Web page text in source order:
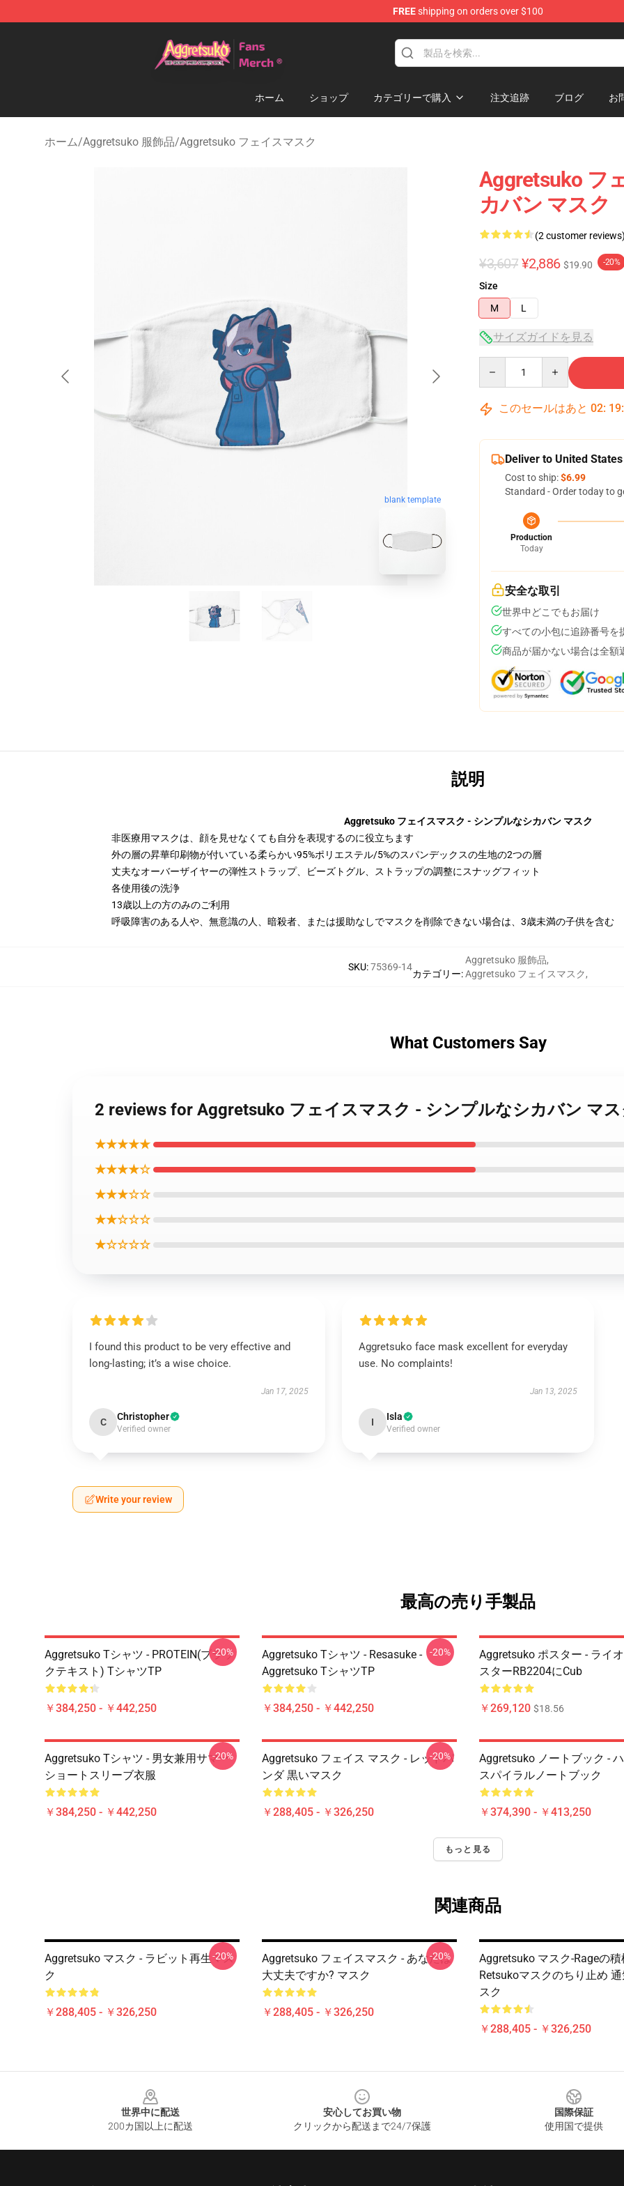
FREEshipping on orders over $100
ホーム ショップ カテゴリーで購入 注文追跡 ブログ お
ホーム/Aggretsuko 服飾品/Aggretsuko フェイスマスク
blank template
Aggretsuko フ
カバン マスク
(2 customer reviews)
¥3,607 ¥2,886 $19.90 -20%
Size
M
L
サイズガイドを見る
このセールはあと 02: 19:
Deliver to United States
Cost to ship:$6.99
Standard - Order today to
Production
Today
安全な取引
世界中どこでもお届け
すべての小包に追跡番号を
商品が届かない場合は全額
説明
Aggretsuko フェイスマスク - シンプルなシカバン マスク
非医療用マスクは、顔を見せなくても自分を表現するのに役立ちます
外の層の昇華印刷物が付いている柔らかい95%ポリエステル/5%のスパンデックスの生地の2つの層
丈夫なオーバーザイヤーの弾性ストラップ、ビーズトグル、ストラップの調整にスナッグフィット
各使用後の洗浄
13歳以上の方のみのご利用
呼吸障害のある人や、無意識の人、暗殺者、または援助なしでマスクを削除できない場合は、3歳未満の子供を含む
SKU:75369-14
カテゴリー:
Aggretsuko 服飾品,
Aggretsuko フェイスマスク,
What Customers Say
2 reviews for Aggretsuko フェイスマスク - シンプルなシカバン マス
★★★★★
★★★★☆
★★★☆☆
★★☆☆☆
★☆☆☆☆
I found this product to be very effective and
long-lasting; it’s a wise choice.
Jan 17, 2025
C Christopher
Verified owner
Aggretsuko face mask excellent for everyday
use. No complaints!
Jan 13, 2025
I Isla
Verified owner
Write your review
最高の売り手製品
Aggretsuko Tシャツ - PROTEIN(ブラッ
クテキスト) TシャツTP
￥384,250 - ￥442,250
-20%
Aggretsuko Tシャツ - Resasuke -
Aggretsuko TシャツTP
￥384,250 - ￥442,250
-20%
Aggretsuko ポスター - ライ
スターRB2204にCub
￥269,120 $18.56
Aggretsuko Tシャツ - 男女兼用サマー
ショートスリーブ衣服
￥384,250 - ￥442,250
-20%
Aggretsuko フェイス マスク - レッドパ
ンダ 黒いマスク
￥288,405 - ￥326,250
-20%
Aggretsuko ノートブック -
スパイラルノートブック
￥374,390 - ￥413,250
もっと見る
関連商品
Aggretsuko マスク - ラビット再生マス
ク
￥288,405 - ￥326,250
-20%
Aggretsuko フェイスマスク - あなたは
大丈夫ですか? マスク
￥288,405 - ￥326,250
-20%
Aggretsuko マスク-Rageの
Retsukoマスクのちり止め
スク
￥288,405 - ￥326,250
世界中に配送
200カ国以上に配送
安心してお買い物
クリックから配送まで24/7保護
国際保証
使用国で提供